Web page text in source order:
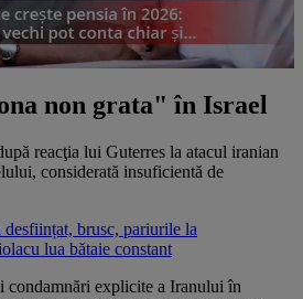
non grata" în Israel
reacţia lui Guterres la atacul iranian
considerată insuficientă de
desființat, brusc, pariurile la
lua bătaie constant
condamnări explicite a Iranului în